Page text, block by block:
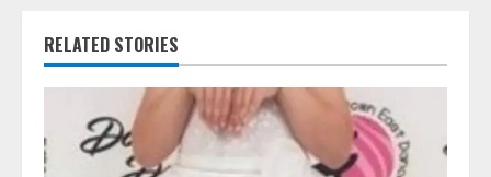
n
u
e
RELATED STORIES